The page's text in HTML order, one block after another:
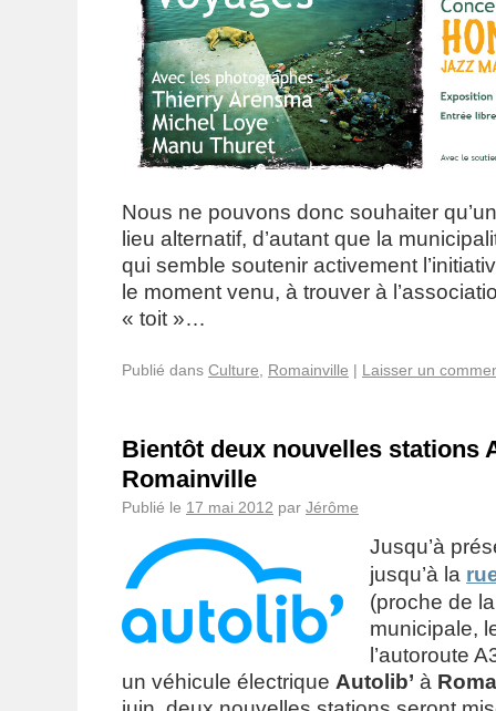
Nous ne pouvons donc souhaiter
lieu alternatif, d’autant que la
qui semble soutenir activement
le moment venu, à trouver à
« toit »…
Publié dans Culture Romainville | Laisser un
Bientôt deux nouvelles stations
Romainville
Publié le 17 mai 2012 par Jérôme
Jusqu’à
jusqu’à la
(proche de
municipale,
l’autoroute
un véhicule électrique Autolib’ à